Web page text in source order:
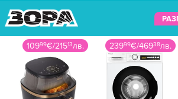
10999€/21513лв. 23999€/46938лв.